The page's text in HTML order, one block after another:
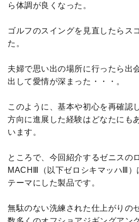
ら体調が良くなった。
ゴルフのスイングを見直したらス
た。
夫婦で思い出の場所に行ったら出
出して愛情が深まった・・・。
このように、基本や初心を再確認
方向に進展した経験はどなたにも
います。
ところで、今回紹介するゼニスの
MACHⅢ（以下ゼロシキマッハⅢ）
テーマにした製品です。
無駄のない洗練された仕上がりの